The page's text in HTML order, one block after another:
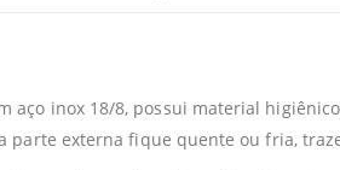
aço inox 18/8, possui material
parte externa fique quente ou fria,